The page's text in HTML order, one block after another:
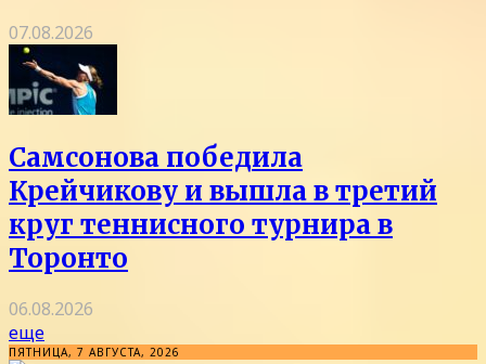
07.08.2026
Самсонова победила
Крейчикову и вышла в третий
круг теннисного турнира в
Торонто
06.08.2026
еще
ПЯТНИЦА, 7 АВГУСТА, 2026